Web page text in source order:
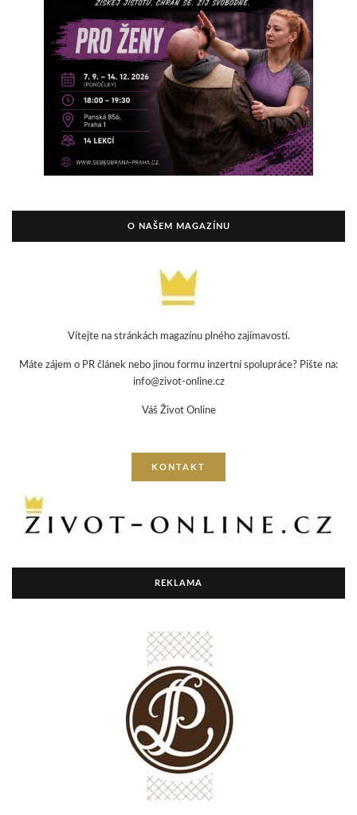
O NAŠEM MAGAZÍNU
Vítejte na stránkách magazínu plného zajímavostí.
Máte zájem o PR článek nebo jinou formu inzertní spolupráce? Pište na:
info@zivot-online.cz
Váš Život Online
KONTAKT
REKLAMA